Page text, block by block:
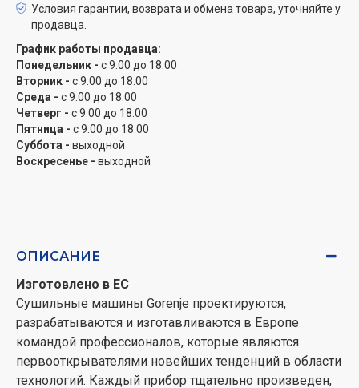
Условия гарантии, возврата и обмена товара, уточняйте у
продавца.
График работы продавца:
Понедельник - с 9:00 до 18:00
Вторник - с 9:00 до 18:00
Среда - с 9:00 до 18:00
Четверг - с 9:00 до 18:00
Пятница - с 9:00 до 18:00
Суббота - выходной
Воскресенье - выходной
ОПИСАНИЕ
Изготовлено в ЕС
Сушильные машины Gorenje проектируются,
разрабатываются и изготавливаются в Европе
командой профессионалов, которые являются
первооткрывателями новейших тенденций в области
технологий. Каждый прибор тщательно произведен,